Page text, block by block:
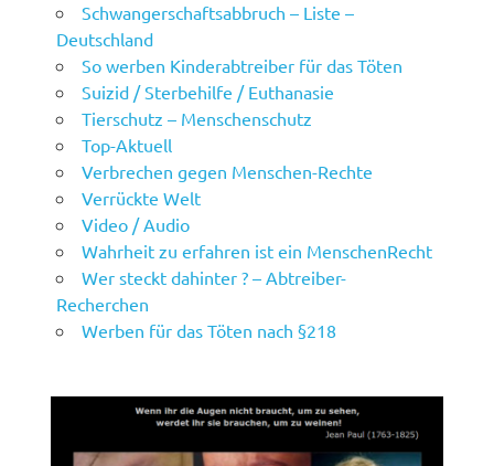
Schwangerschaftsabbruch – Liste –
Deutschland
So werben Kinderabtreiber für das Töten
Suizid / Sterbehilfe / Euthanasie
Tierschutz – Menschenschutz
Top-Aktuell
Verbrechen gegen Menschen-Rechte
Verrückte Welt
Video / Audio
Wahrheit zu erfahren ist ein MenschenRecht
Wer steckt dahinter ? – Abtreiber-
Recherchen
Werben für das Töten nach §218